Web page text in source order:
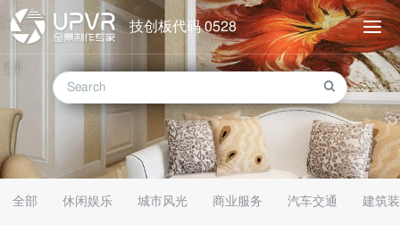
技创板代码 0528
全部 休闲娱乐 城市风光 商业服务 汽车交通 建筑